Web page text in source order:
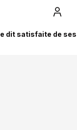
dit satisfaite de